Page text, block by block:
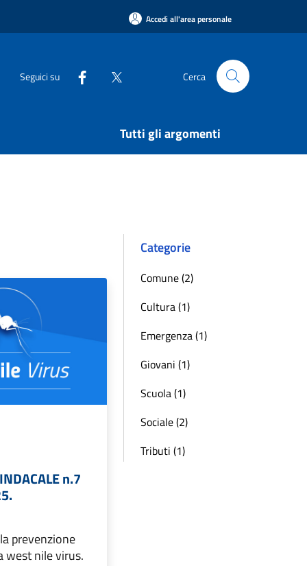
Accedi all'area personale
Seguici su Cerca
Tutti gli argomenti
n.7
prevenzione
west nile virus.
Categorie
Comune (2)
Cultura (1)
Emergenza (1)
Giovani (1)
Scuola (1)
Sociale (2)
Tributi (1)